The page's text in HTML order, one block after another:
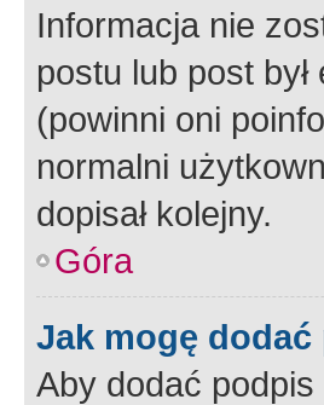
Informacja nie
postu lub post
(powinni oni
normalni
dopisał kolejny.
Góra
Jak mogę
Aby dodać